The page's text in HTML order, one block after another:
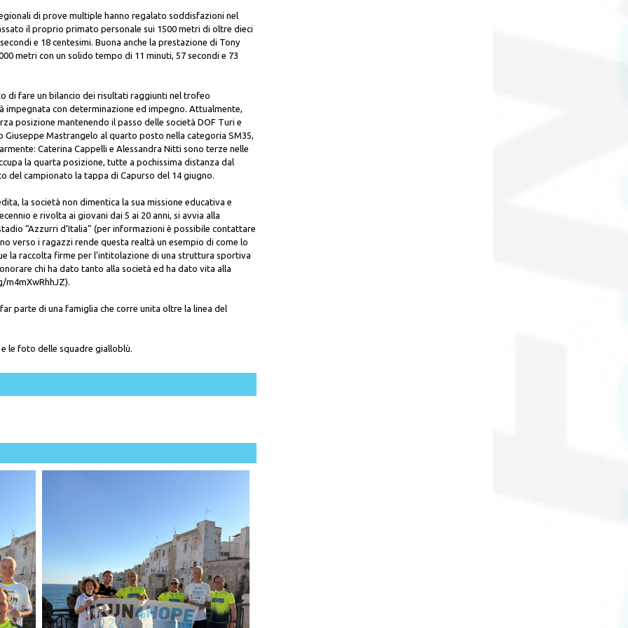
di prove multiple hanno regalato soddisfazioni nel
il proprio primato personale sui 1500 metri di oltre dieci
e 18 centesimi. Buona anche la prestazione di Tony
metri con un solido tempo di 11 minuti, 57 secondi e 73
di fare un bilancio dei risultati raggiunti nel trofeo
impegnata con determinazione ed impegno. Attualmente,
posizione mantenendo il passo delle società DOF Turi e
Giuseppe Mastrangelo al quarto posto nella categoria SM35,
Caterina Cappelli e Alessandra Nitti sono terze nelle
la quarta posizione, tutte a pochissima distanza dal
del campionato la tappa di Capurso del 14 giugno.
la società non dimentica la sua missione educativa e
e rivolta ai giovani dai 5 ai 20 anni, si avvia alla
“Azzurri d’Italia” (per informazioni è possibile contattare
verso i ragazzi rende questa realtà un esempio di come lo
la raccolta firme per l’intitolazione di una struttura sportiva
chi ha dato tanto alla società ed ha dato vita alla
m4mXwRhhJZ).
parte di una famiglia che corre unita oltre la linea del
le foto delle squadre gialloblù.